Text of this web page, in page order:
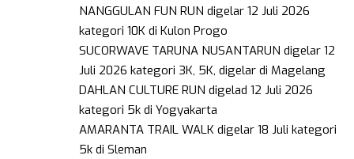
NANGGULAN FUN RUN digelar 12 Juli 2026
kategori 10K di Kulon Progo
SUCORWAVE TARUNA NUSANTARUN digelar 12
Juli 2026 kategori 3K, 5K, digelar di Magelang
DAHLAN CULTURE RUN digelad 12 Juli 2026
kategori 5k di Yogyakarta
AMARANTA TRAIL WALK digelar 18 Juli kategori
5k di Sleman